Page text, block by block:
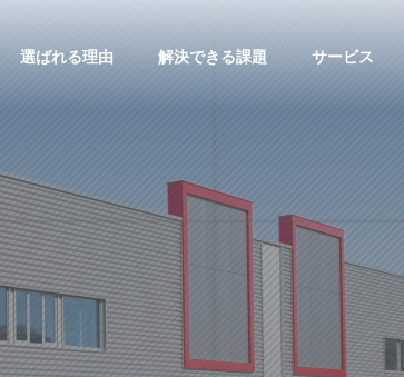
選ばれる理由 解決できる課題 サービス